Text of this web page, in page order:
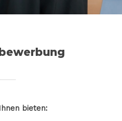
bieten: